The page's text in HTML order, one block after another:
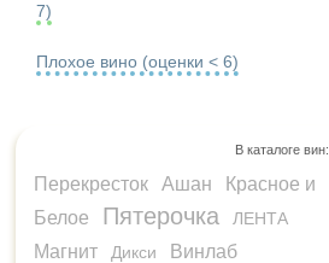
7)
Плохое вино (оценки < 6)
В каталоге вин:
Перекресток Ашан
Красное и
Белое
Пятерочка ЛЕНТА
Магнит Дикси Винлаб